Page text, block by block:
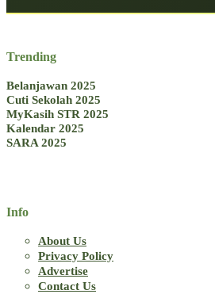
Trending
Belanjawan 2025
Cuti Sekolah 2025
MyKasih STR 2025
Kalendar 2025
SARA 2025
Info
About Us
Privacy Policy
Advertise
Contact Us